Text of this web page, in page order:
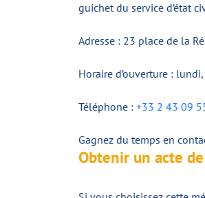
guichet du service d’état
Adresse : 23 place de la
Horaire d’ouverture :
Téléphone : +33 2 43 09
Gagnez du temps en
Obtenir un acte